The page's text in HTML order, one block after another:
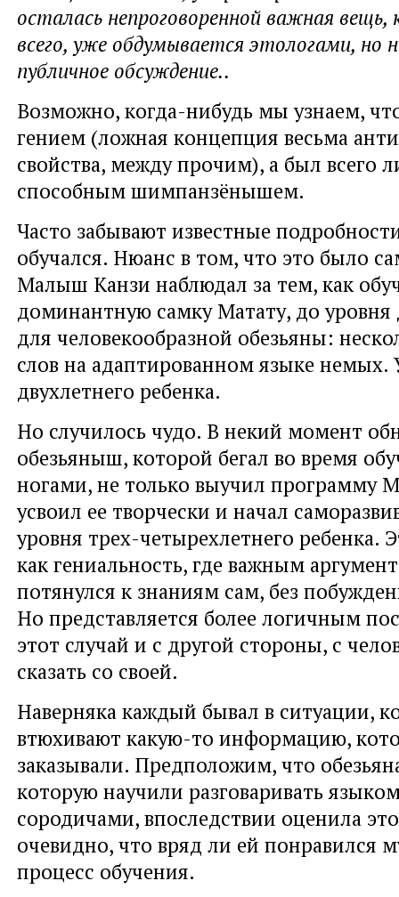
осталась непроговоренной важная вещь,
всего, уже обдумывается этологами, но
публичное обсуждение..
Возможно, когда-нибудь мы узнаем,
гением (ложная концепция весьма
свойства, между прочим), а был
способным шимпанзёнышем.
Часто забывают известные
обучался. Нюанс в том, что это было
Малыш Канзи наблюдал за тем, как
доминантную самку Матату, до
для человекообразной обезьяны:
слов на адаптированном языке немых.
двухлетнего ребенка.
Но случилось чудо. В некий момент
обезьяныш, которой бегал во время
ногами, не только выучил программу
усвоил ее творчески и начал
уровня трех-четырехлетнего ребенка.
как гениальность, где важным
потянулся к знаниям сам, без
Но представляется более логичным
этот случай и с другой стороны, с
сказать со своей.
Наверняка каждый бывал в ситуации,
втюхивают какую-то информацию,
заказывали. Предположим, что
которую научили разговаривать
сородичами, впоследствии оценила
очевидно, что вряд ли ей понравился
процесс обучения.